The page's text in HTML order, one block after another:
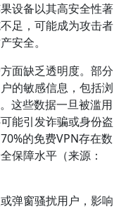
设备以其高安全性著
足，可能成为攻击者
安全。
面缺乏透明度。部分
的敏感信息，包括浏
这些数据一旦被滥用
能引发诈骗或身份盗
的免费VPN存在数
保障水平（来源：
弹窗骚扰用户，影响